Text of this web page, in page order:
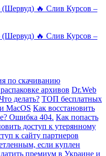
по скачиванию
архивов Dr.Web
делать? ТОП бесплатных
MacOS Как восстановить
Ошибка 404. Как попасть
доступ к утерянному
к сайту партнеров
если куплен
премиум в Украине и